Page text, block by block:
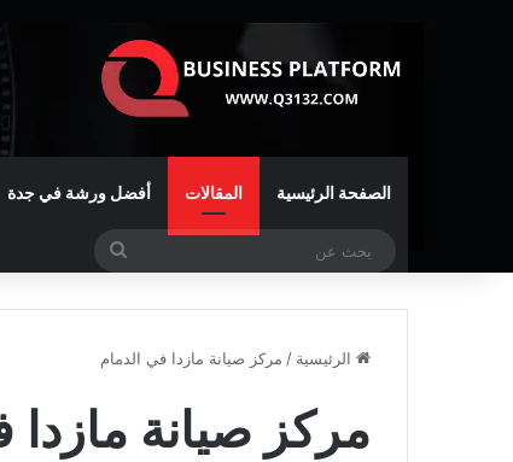
الصفحة الرئيسية المقالات أفضل ورشة في جدة
الرئيسية / مركز صيانة مازدا في الدمام
مركز صيانة مازدا